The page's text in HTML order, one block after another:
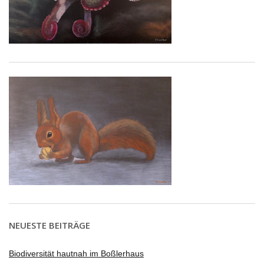
NEUESTE BEITRÄGE
Biodiversität hautnah im Boßlerhaus